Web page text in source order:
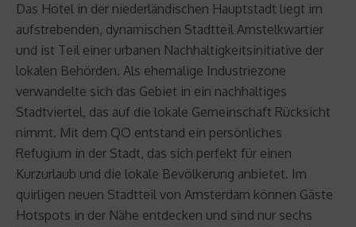
Das Hotel in der niederländischen Hauptstadt liegt im
aufstrebenden, dynamischen Stadtteil Amstelkwartier
und ist Teil einer urbanen Nachhaltigkeitsinitiative der
lokalen Behörden. Als ehemalige Industriezone
verwandelte sich das Gebiet in ein nachhaltiges
Stadtviertel, das auf die lokale Gemeinschaft Rücksicht
nimmt. Mit dem QO entstand ein persönliches
Refugium in der Stadt, das sich perfekt für einen
Kurzurlaub und die lokale Bevölkerung anbietet. Im
quirligen neuen Stadtteil von Amsterdam können Gäste
Hotspots in der Nähe entdecken und sind nur sechs